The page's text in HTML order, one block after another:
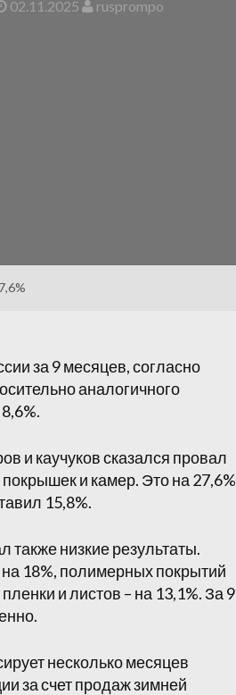
02.11.2025 rusprompo
за 9 месяцев, согласно
аналогичного
и каучуков сказался провал
и камер. Это на 27,6%
15,8%.
также низкие результаты.
18%, полимерных покрытий
и листов – на 13,1%. За 9
несколько месяцев
за счет продаж зимней